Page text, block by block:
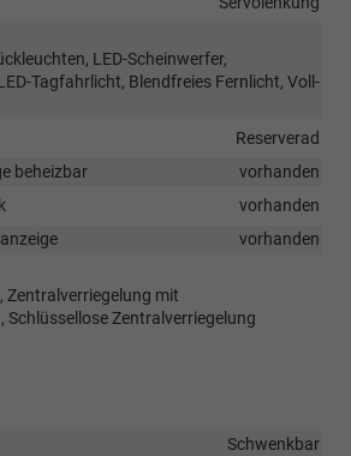
LED-Scheinwerfer,
Tagfahrlicht, Blendfreies Fernlicht, Voll-
Reserverad
beheizbar
vorhanden
vorhanden
vorhanden
Zentralverriegelung mit
Schlüssellose Zentralverriegelung
Schwenkbar